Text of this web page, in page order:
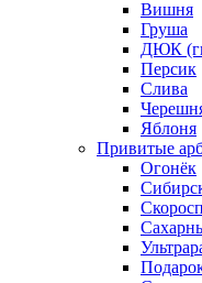
Вишня
Груша
ДЮК
Персик
Слива
Яблоня
Привитые
Огонёк